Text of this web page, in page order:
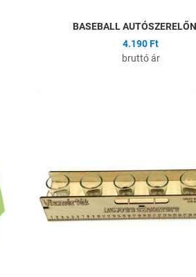
BASEBALL
4.190 Ft
bruttó ár